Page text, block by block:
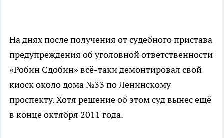
На днях после получения от судебного пристава
предупреждения об уголовной ответственности
«Робин Сдобин» всё-таки демонтировал свой
киоск около дома №33 по Ленинскому
проспекту. Хотя решение об этом суд вынес ещё
в конце октября 2011 года.